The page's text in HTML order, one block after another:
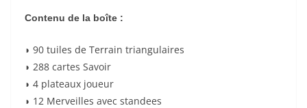
Contenu de la boîte :
◗ 90 tuiles de Terrain triangulaires
◗ 288 cartes Savoir
◗ 4 plateaux joueur
◗ 12 Merveilles avec standees